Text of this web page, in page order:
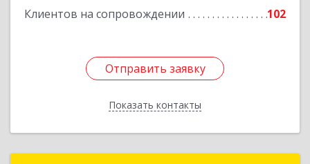
Клиентов на сопровождении 102
Отправить заявку
Показать контакты
Отправить заявку
Назад